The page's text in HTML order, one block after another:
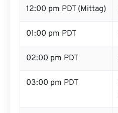
12:00 pm PDT (Mittag)
01:00 pm PDT
02:00 pm PDT
03:00 pm PDT